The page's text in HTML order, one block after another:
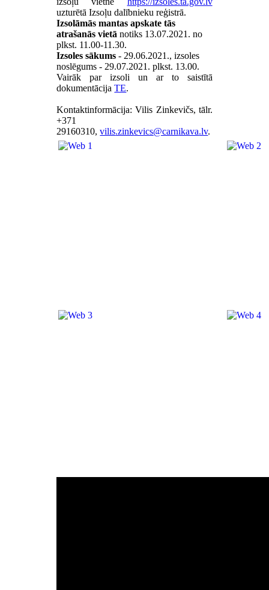
uzturētā Izsoļu dalībnieku reģistrā.
Izsolāmās mantas apskate tās
atrašanās vietā notiks 13.07.2021. no
plkst. 11.00-11.30.
Izsoles sākums - 29.06.2021., izsoles
noslēgums - 29.07.2021. plkst. 13.00.
Vairāk par izsoli un ar to saistītā
dokumentācijaTE.
Kontaktinformācija: Vilis Zinkevičs, tālr.
+371
29160310,
.